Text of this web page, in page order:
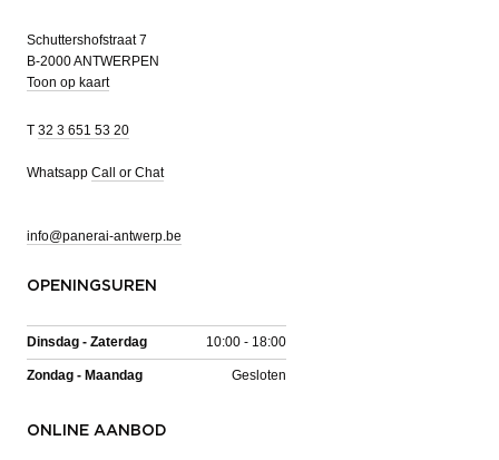
Schuttershofstraat 7
B-2000 ANTWERPEN
Toon op kaart
T 32 3 651 53 20
Whatsapp Call or Chat
info@panerai-antwerp.be
OPENINGSUREN
Dinsdag - Zaterdag 10:00 - 18:00
Zondag - Maandag Gesloten
ONLINE AANBOD